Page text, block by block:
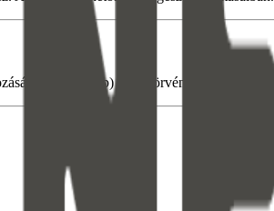
(Resnweb) vagy törvény írja elő.